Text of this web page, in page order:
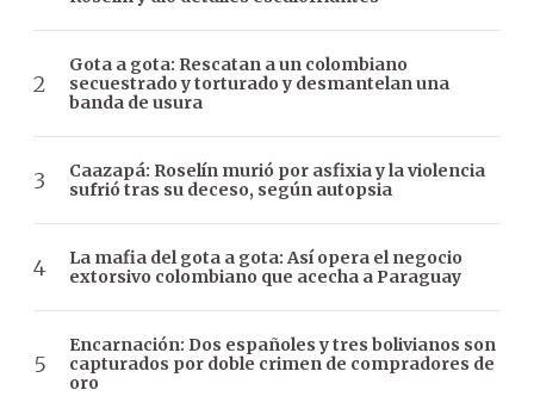
Gota a gota: Rescatan a un colombiano
secuestrado y torturado y desmantelan una
banda de usura
Caazapá: Roselín murió por asfixia y la violencia
sufrió tras su deceso, según autopsia
La mafia del gota a gota: Así opera el negocio
extorsivo colombiano que acecha a Paraguay
Encarnación: Dos españoles y tres bolivianos son
capturados por doble crimen de compradores de
oro